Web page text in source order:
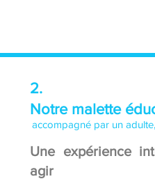
2.
Notre malette
accompagné par un
Une expérience
agir